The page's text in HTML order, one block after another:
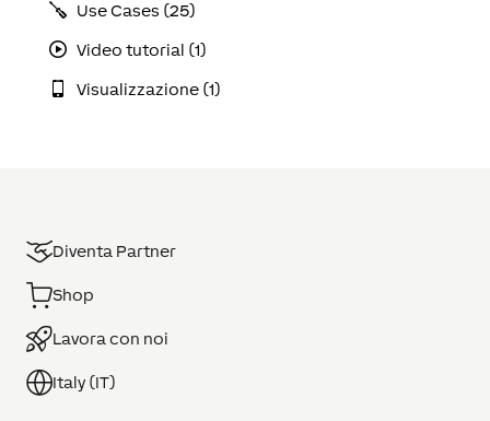
Use Cases (25)
Video tutorial (1)
Visualizzazione (1)
Diventa Partner
Shop
Lavora con noi
Italy (IT)